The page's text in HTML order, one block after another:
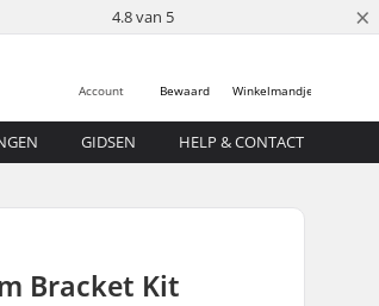
4.8 van 5 ×
Winkelmandje
Bewaard
Account
GIDSEN HELP & CONTACT
Bracket Kit